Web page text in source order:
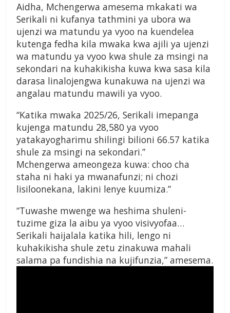
Aidha, Mchengerwa amesema mkakati wa
Serikali ni kufanya tathmini ya ubora wa
ujenzi wa matundu ya vyoo na kuendelea
kutenga fedha kila mwaka kwa ajili ya ujenzi
wa matundu ya vyoo kwa shule za msingi na
sekondari na kuhakikisha kuwa kwa sasa kila
darasa linalojengwa kunakuwa na ujenzi wa
angalau matundu mawili ya vyoo.
“Katika mwaka 2025/26, Serikali imepanga
kujenga matundu 28,580 ya vyoo
yatakayogharimu shilingi bilioni 66.57 katika
shule za msingi na sekondari.”
Mchengerwa ameongeza kuwa: choo cha
staha ni haki ya mwanafunzi; ni chozi
lisiloonekana, lakini lenye kuumiza.”
“Tuwashe mwenge wa heshima shuleni-
tuzime giza la aibu ya vyoo visivyofaa…
Serikali haijalala katika hili, lengo ni
kuhakikisha shule zetu zinakuwa mahali
salama pa fundishia na kujifunzia,” amesema.